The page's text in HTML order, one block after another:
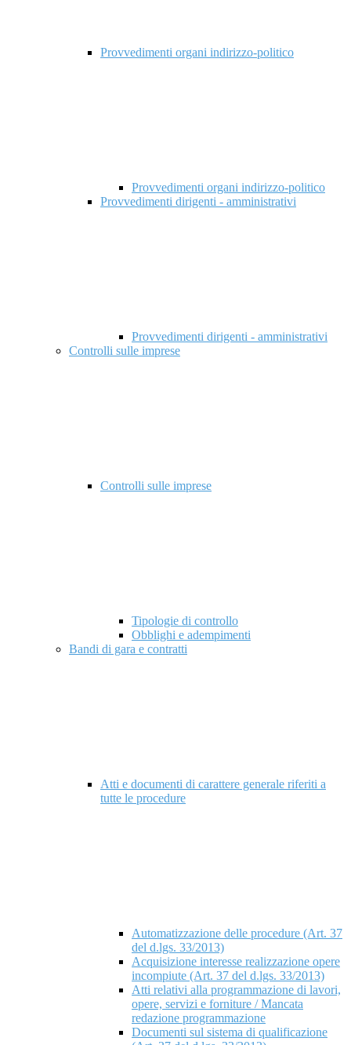
Provvedimenti organi indirizzo-politico
Provvedimenti organi indirizzo-politico
Provvedimenti dirigenti - amministrativi
Provvedimenti dirigenti - amministrativi
Controlli sulle imprese
Controlli sulle imprese
Tipologie di controllo
Obblighi e adempimenti
Bandi di gara e contratti
Atti e documenti di carattere generale riferiti a
tutte le procedure
Automatizzazione delle procedure (Art. 37
del d.lgs. 33/2013)
Acquisizione interesse realizzazione opere
incompiute (Art. 37 del d.lgs. 33/2013)
Atti relativi alla programmazione di lavori,
opere, servizi e forniture / Mancata
redazione programmazione
Documenti sul sistema di qualificazione